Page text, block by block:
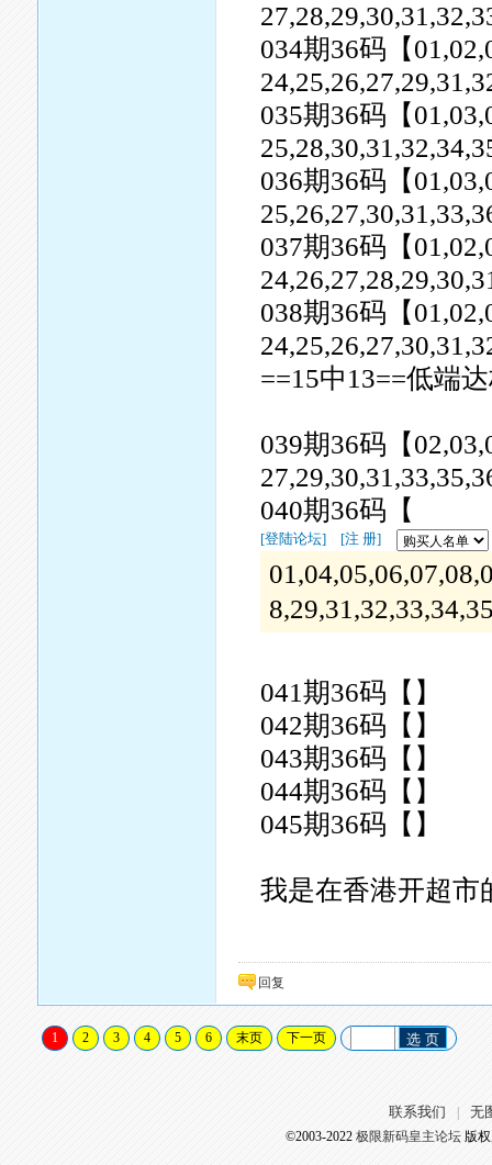
034期36码【
035期36码【
036期36码【
037期36码【
038期36码【
==15中13==低端
039期36码【
040期36码【
[登陆论坛] [注 册]
041期36码【】
042期36码【】
043期36码【】
044期36码【】
045期36码【】
我是在香港开超市
回复
1 2 3 4 5 6 末页 下一页 选 页
联系我们 无
©2003-2022 极限新码皇主论坛版权